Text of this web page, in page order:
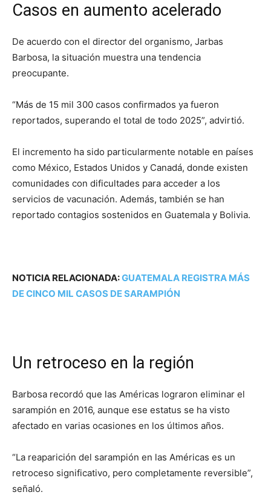
Casos en aumento acelerado
De acuerdo con el director del organismo, Jarbas
Barbosa, la situación muestra una tendencia
preocupante.
“Más de 15 mil 300 casos confirmados ya fueron
reportados, superando el total de todo 2025”, advirtió.
El incremento ha sido particularmente notable en países
como México, Estados Unidos y Canadá, donde existen
comunidades con dificultades para acceder a los
servicios de vacunación. Además, también se han
reportado contagios sostenidos en Guatemala y Bolivia.
NOTICIA RELACIONADA:GUATEMALA REGISTRA MÁS
DE CINCO MIL CASOS DE SARAMPIÓN
Un retroceso en la región
Barbosa recordó que las Américas lograron eliminar el
sarampión en 2016, aunque ese estatus se ha visto
afectado en varias ocasiones en los últimos años.
“La reaparición del sarampión en las Américas es un
retroceso significativo, pero completamente reversible”,
señaló.